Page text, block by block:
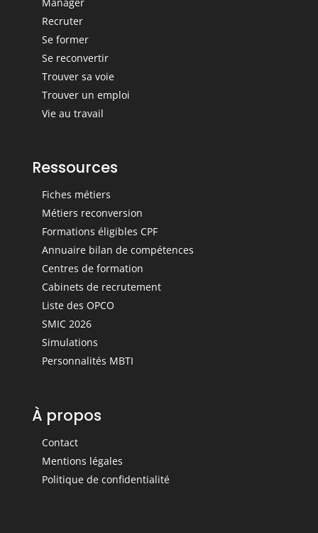
Recruter
Se former
Se reconvertir
Trouver sa voie
Trouver un emploi
Vie au travail
Ressources
Fiches métiers
Métiers reconversion
Formations éligibles CPF
Annuaire bilan de compétences
Centres de formation
Cabinets de recrutement
Liste des OPCO
SMIC 2026
Simulations
Personnalités MBTI
À propos
Contact
Mentions légales
Politique de confidentialité